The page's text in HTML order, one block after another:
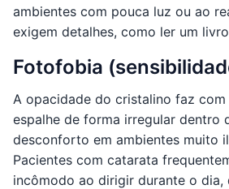
ambientes com pouca luz ou ao
exigem detalhes, como ler um
Fotofobia
A opacidade do cristalino faz com
espalhe de forma irregular dentro
desconforto em ambientes muito
Pacientes com catarata
incômodo ao dirigir durante o dia,